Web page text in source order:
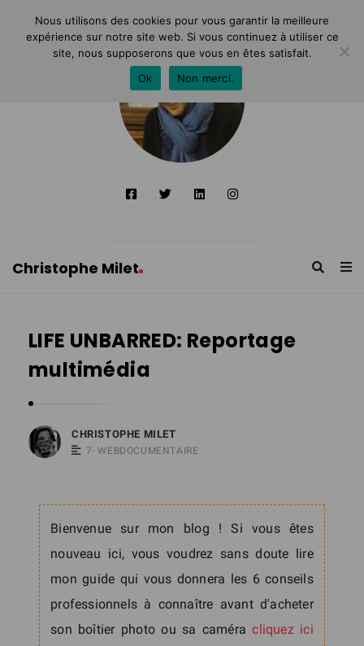
Christophe Milet
LIFE UNBARRED: Reportage
multimédia
CHRISTOPHE MILET
7- WEBDOCUMENTAIRE
Bienvenue sur mon blog ! Si vous êtes
nouveau ici, vous voudrez sans doute lire
mon guide qui vous donnera les 6 conseils
professionnels à connaître avant d'acheter
son boîtier photo ou sa caméracliquez ici
Nous utilisons des cookies pour vous garantir la meilleure
expérience sur notre site web. Si vous continuez à utiliser ce
site, nous supposerons que vous en êtes satisfait.
Ok
Non merci.